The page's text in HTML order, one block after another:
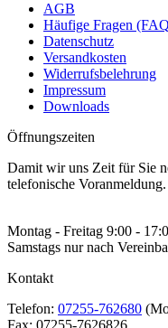
AGB
Häufige Fragen
Datenschutz
Versandkosten
Widerrufsbelehrung
Impressum
Downloads
Öffnungszeiten
Damit wir uns Zeit für Sie
telefonische Voranmeldung.
Montag - Freitag 9:00 -
Samstags nur nach
Kontakt
Telefon: 07255-762680